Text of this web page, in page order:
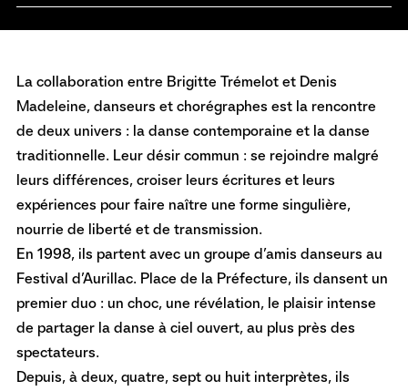
La collaboration entre Brigitte Trémelot et Denis
Madeleine, danseurs et chorégraphes est la rencontre
de deux univers : la danse contemporaine et la danse
traditionnelle. Leur désir commun : se rejoindre malgré
leurs différences, croiser leurs écritures et leurs
expériences pour faire naître une forme singulière,
nourrie de liberté et de transmission.
En 1998, ils partent avec un groupe d’amis danseurs au
Festival d’Aurillac. Place de la Préfecture, ils dansent un
premier duo : un choc, une révélation, le plaisir intense
de partager la danse à ciel ouvert, au plus près des
spectateurs.
Depuis, à deux, quatre, sept ou huit interprètes, ils